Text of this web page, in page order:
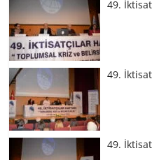
49.
49.
49.